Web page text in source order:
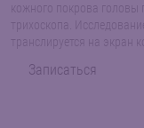
кожного покрова
трихоскопа.
транслируется на экран
Записаться